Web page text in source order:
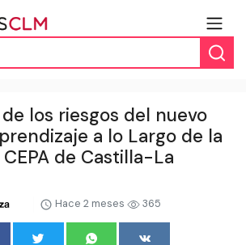
los riesgos del nuevo
a lo Largo de la
de Castilla-La
Hace 2 meses 365